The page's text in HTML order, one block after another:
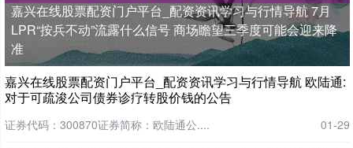
嘉兴在线股票配资门户平台_配资资讯学习与行情导航 7月
LPR“按兵不动”流露什么信号 商场瞻望三季度可能会迎来降
准
嘉兴在线股票配资门户平台_配资资讯学习与行情导航 欧陆通:
对于可疏浚公司债券诊疗转股价钱的公告
证券代码：300870证券简称：欧陆通公.... 01-29